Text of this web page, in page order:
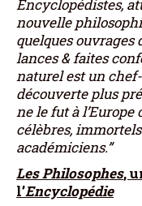
Encyclopédistes,
nouvelle
quelques ouvrages
lances & faites
naturel est un
découverte plus
ne le fut à l’Europe
célèbres,
académiciens.”
Les Philosophes,
l’Encyclopédie